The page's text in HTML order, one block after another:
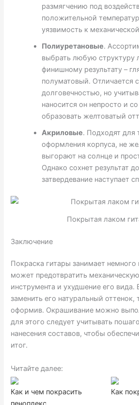
размягчению под
положительной
уязвимость к
Полиуретановые.
выбрать любую структуру
финишному результату –
полуматовый. Отличается
долговечностью, но
наносится он непросто и
образовать желтоватый
Акриловые. Подходят для
оформления корпуса, не
выгорают на солнце и
Однако сохнет результат
затвердевание наступает
Покрытая лаком
Заключение
Покраска гитары занимает немного
может предотвратить
инструмента и ухудшение его
заменить его натуральный оттенок,
оформив. Окрашивание можно
для этого следует учитывать
нанесения составов, чтобы
итог.
Читайте далее:
Как и чем покрасить
Как